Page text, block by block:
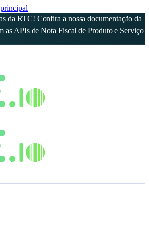
da RTC! Confira a nossa documentação da
as APIs de Nota Fiscal de Produto e Serviço